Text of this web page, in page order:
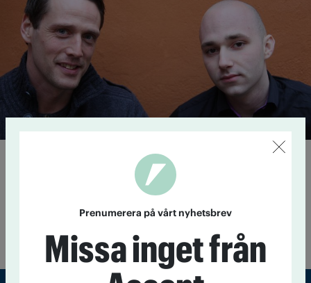
Vägen ut ur kriminaliteten
Många av de unga som begår grova brott
och döms till inlåsning återfaller i kriminalitet. Det här vill
Process Kedjan ändra på. De stöttar unga kriminella till att
bygga upp ett nytt liv. Accent har träffat Adam som vill ta sig
ur kriminaliteten och Richard som finns vid hans sida.
Prenumerera på vårt nyhetsbrev
Missa inget från